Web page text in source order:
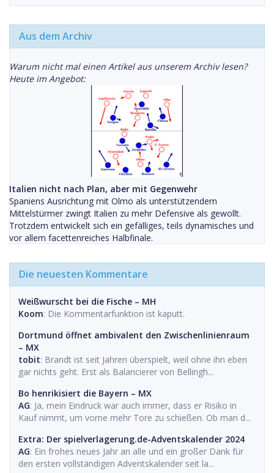
Aus dem Archiv
Warum nicht mal einen Artikel aus unserem Archiv lesen?
Heute im Angebot:
Italien nicht nach Plan, aber mit Gegenwehr
Spaniens Ausrichtung mit Olmo als unterstützendem
Mittelstürmer zwingt Italien zu mehr Defensive als gewollt.
Trotzdem entwickelt sich ein gefälliges, teils dynamisches und
vor allem facettenreiches Halbfinale.
Die neuesten Kommentare
Weißwurscht bei die Fische – MH
Koom: Die Kommentarfunktion ist kaputt.
Dortmund öffnet ambivalent den Zwischenlinienraum
– MX
tobit: Brandt ist seit Jahren überspielt, weil ohne ihn eben
gar nichts geht. Erst als Balancierer von Bellingh...
Bo henrikisiert die Bayern – MX
AG: Ja, mein Eindruck war auch immer, dass er Risiko in
Kauf nimmt, um vorne mehr Tore zu schießen. Ob man d...
Extra: Der spielverlagerung.de-Adventskalender 2024
AG: Ein frohes neues Jahr an alle und ein großer Dank für
den ersten vollständigen Adventskalender seit la...